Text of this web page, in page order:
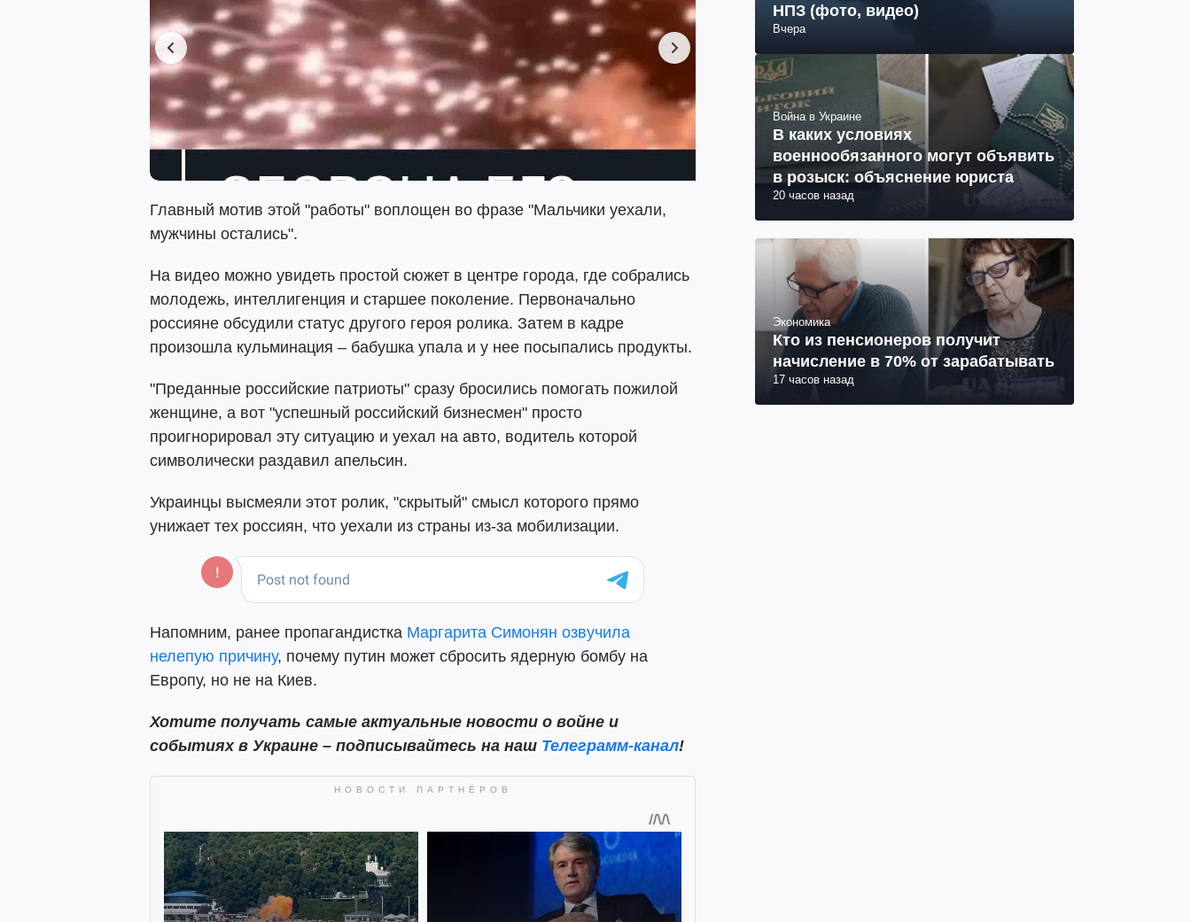
Главный мотив этой "работы" воплощен во фразе "Мальчики уехали,
мужчины остались".
На видео можно увидеть простой сюжет в центре города, где собрались
молодежь, интеллигенция и старшее поколение. Первоначально
россияне обсудили статус другого героя ролика. Затем в кадре
произошла кульминация – бабушка упала и у нее посыпались продукты.
"Преданные российские патриоты" сразу бросились помогать пожилой
женщине, а вот "успешный российский бизнесмен" просто
проигнорировал эту ситуацию и уехал на авто, водитель которой
символически раздавил апельсин.
Украинцы высмеяли этот ролик, "скрытый" смысл которого прямо
унижает тех россиян, что уехали из страны из-за мобилизации.
Напомним, ранее пропагандистка Маргарита Симонян озвучила
нелепую причину, почему путин может сбросить ядерную бомбу на
Европу, но не на Киев.
Хотите получать самые актуальные новости о войне и
событиях в Украине – подписывайтесь на наш Телеграмм-канал!
НПЗ (фото, видео)
Вчера
Война в Украине
В каких условиях
военнообязанного могут объявить
в розыск: объяснение юриста
20 часов назад
Экономика
Кто из пенсионеров получит
начисление в 70% от зарабатывать
17 часов назад